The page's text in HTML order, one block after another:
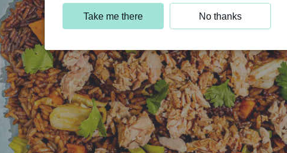
Take me there No thanks